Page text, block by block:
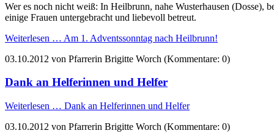
Wer es noch nicht weiß: In Heilbrunn, nahe Wusterhausen (Dosse),
einige Frauen untergebracht und liebevoll betreut.
Weiterlesen … Am 1. Adventssonntag nach Heilbrunn!
03.10.2012 von Pfarrerin Brigitte Worch (Kommentare: 0)
Dank an Helferinnen und Helfer
Weiterlesen … Dank an Helferinnen und Helfer
03.10.2012 von Pfarrerin Brigitte Worch (Kommentare: 0)